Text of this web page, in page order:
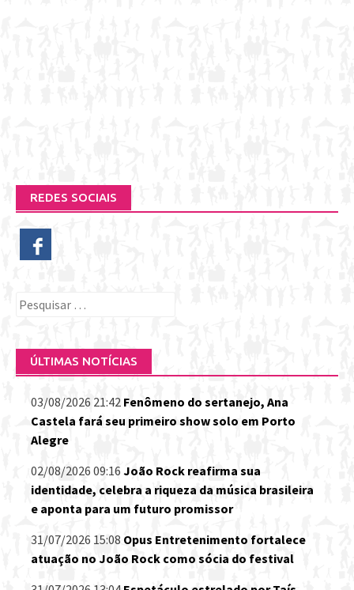
REDES SOCIAIS
Pesquisar
ÚLTIMAS NOTÍCIAS
03/08/2026 21:42 Fenômeno do sertanejo, Ana
Castela fará seu primeiro show solo em Porto
Alegre
02/08/2026 09:16 João Rock reafirma sua
identidade, celebra a riqueza da música brasileira
e aponta para um futuro promissor
31/07/2026 15:08 Opus Entretenimento fortalece
atuação no João Rock como sócia do festival